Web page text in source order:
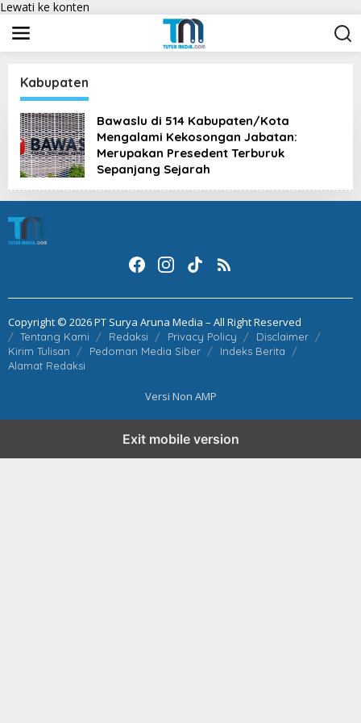
Lewati ke konten
Kabupaten
Bawaslu di 514 Kabupaten/Kota
Mengalami Kekosongan Jabatan:
Merupakan Presedent Terburuk
Sepanjang Sejarah
Copyright © 2026 PT Surya Aruna Media – All Right Reserved
Tentang Kami Redaksi Privacy Policy
Disclaimer
Kirim Tulisan
Pedoman Media Siber
Indeks Berita
Alamat Redaksi
Versi Non AMP
Exit mobile version